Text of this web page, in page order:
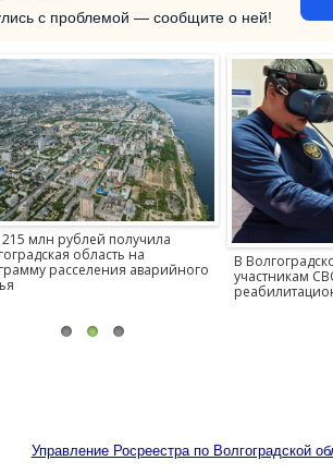
с проблемой — сообщите о ней!
области
СВО предоставляют
помощь
Более 2,8
области
Управление Росреестра по Волгоградской